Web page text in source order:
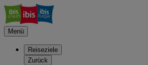
Menü
Reiseziele
Zurück